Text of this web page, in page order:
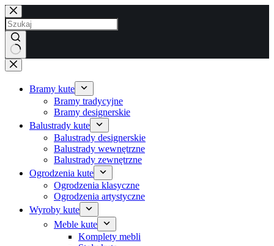
Przejdź
do
treści
Brak
wyników
Bramy kute
Bramy tradycyjne
Bramy designerskie
Balustrady kute
Balustrady designerskie
Balustrady wewnętrzne
Balustrady zewnętrzne
Ogrodzenia kute
Ogrodzenia klasyczne
Ogrodzenia artystyczne
Wyroby kute
Meble kute
Komplety mebli